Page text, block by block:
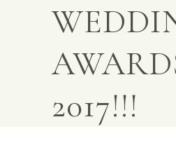
2017!!!